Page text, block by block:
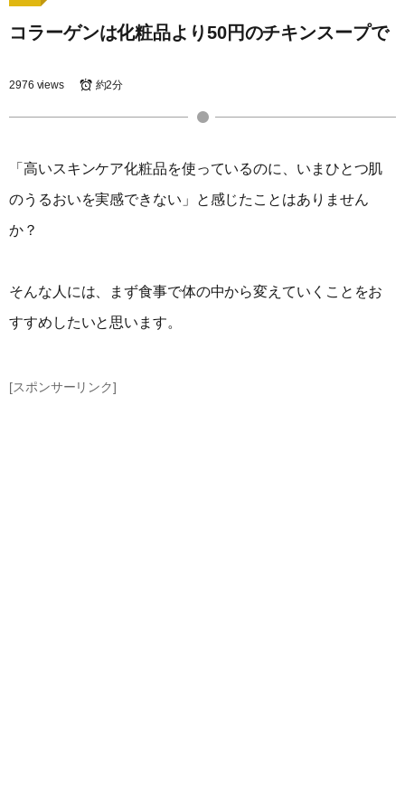
コラーゲンは化粧品より50円のチキンスープで
2976 views 約2分
「高いスキンケア化粧品を使っているのに、いまひとつ肌
のうるおいを実感できない」と感じたことはありません
か？
そんな人には、まず食事で体の中から変えていくことをお
すすめしたいと思います。
[スポンサーリンク]